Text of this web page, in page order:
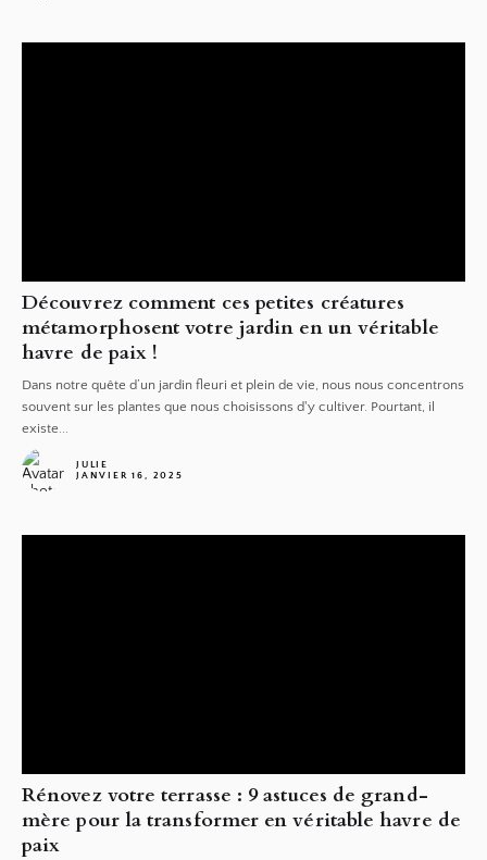
Découvrez comment ces petites créatures
métamorphosent votre jardin en un véritable
havre de paix !
Dans notre quête d’un jardin fleuri et plein de vie, nous nous concentrons
souvent sur les plantes que nous choisissons d'y cultiver. Pourtant, il
existe...
JULIE
JANVIER 16, 2025
Rénovez votre terrasse : 9 astuces de grand-
mère pour la transformer en véritable havre de
paix